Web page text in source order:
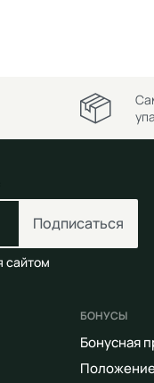
Подписаться
сайтом
БОНУСЫ
Бонусная